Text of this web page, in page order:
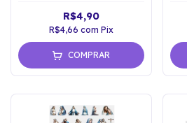
D'água
R$4,90
R$4,66 com Pix
COMPRAR